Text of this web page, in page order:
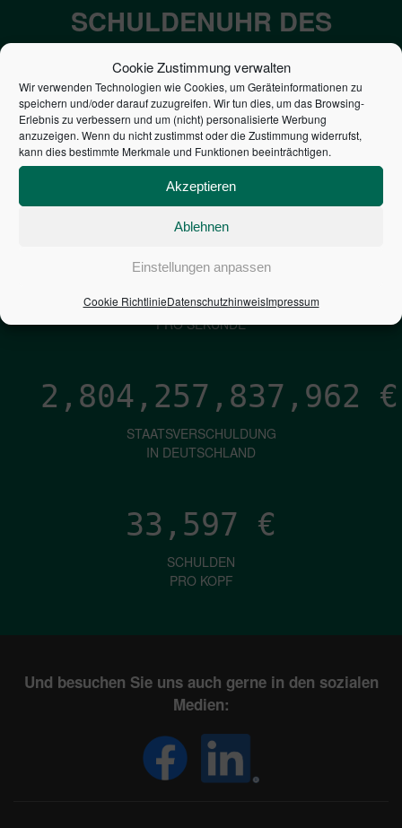
Cookie Zustimmung verwalten
Wir verwenden Technologien wie Cookies, um Geräteinformationen zu
speichern und/oder darauf zuzugreifen. Wir tun dies, um das Browsing-
Erlebnis zu verbessern und um (nicht) personalisierte Werbung
anzuzeigen. Wenn du nicht zustimmst oder die Zustimmung widerrufst,
kann dies bestimmte Merkmale und Funktionen beeinträchtigen.
Akzeptieren
Ablehnen
Einstellungen anpassen
Cookie RichtlinieDatenschutzhinweisImpressum
SCHULDENUHR DES
BUNDES DER
STEUERZAHLER
7,052€
PRO SEKUNDE
1,601€
ZINSEN
PRO SEKUNDE
2,804,257,839,232 €
STAATSVERSCHULDUNG
IN DEUTSCHLAND
33,597 €
SCHULDEN
PRO KOPF
Und besuchen Sie uns auch gerne in den sozialen
Medien: